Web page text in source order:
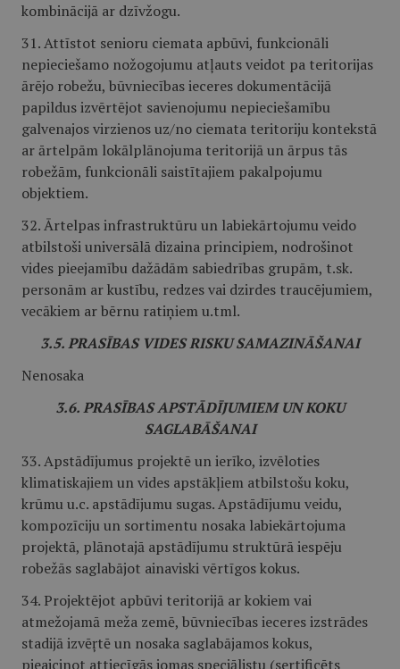
kombinācijā ar dzīvžogu.
31. Attīstot senioru ciemata apbūvi, funkcionāli
nepieciešamo nožogojumu atļauts veidot pa teritorijas
ārējo robežu, būvniecības ieceres dokumentācijā
papildus izvērtējot savienojumu nepieciešamību
galvenajos virzienos uz/no ciemata teritoriju kontekstā
ar ārtelpām lokālplānojuma teritorijā un ārpus tās
robežām, funkcionāli saistītajiem pakalpojumu
objektiem.
32. Ārtelpas infrastruktūru un labiekārtojumu veido
atbilstoši universālā dizaina principiem, nodrošinot
vides pieejamību dažādām sabiedrības grupām, t.sk.
personām ar kustību, redzes vai dzirdes traucējumiem,
vecākiem ar bērnu ratiņiem u.tml.
3.5. PRASĪBAS VIDES RISKU SAMAZINĀŠANAI
Nenosaka
3.6. PRASĪBAS APSTĀDĪJUMIEM UN KOKU
SAGLABĀŠANAI
33. Apstādījumus projektē un ierīko, izvēloties
klimatiskajiem un vides apstākļiem atbilstošu koku,
krūmu u.c. apstādījumu sugas. Apstādījumu veidu,
kompozīciju un sortimentu nosaka labiekārtojuma
projektā, plānotajā apstādījumu struktūrā iespēju
robežās saglabājot ainaviski vērtīgos kokus.
34. Projektējot apbūvi teritorijā ar kokiem vai
atmežojamā meža zemē, būvniecības ieceres izstrādes
stadijā izvēŗtē un nosaka saglabājamos kokus,
pieaicinot attiecīgās jomas speciālistu (sertificēts